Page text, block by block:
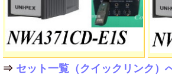
⇒ セット一覧（クイックリンク）